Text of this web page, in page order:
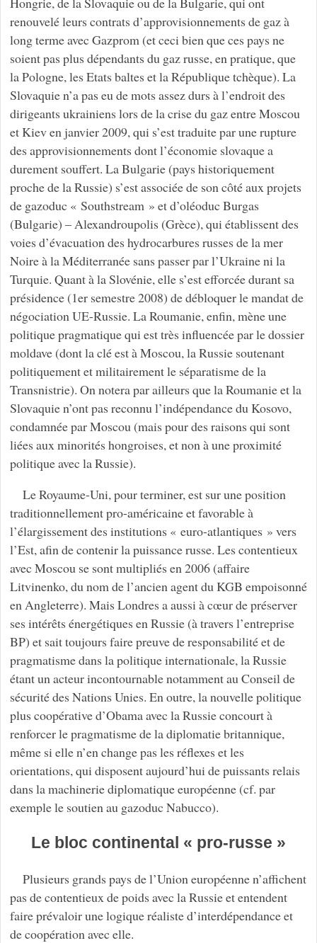
renouvelé leurs contrats d’approvisionnements de gaz à
long terme avec Gazprom (et ceci bien que ces pays ne
soient pas plus dépendants du gaz russe, en pratique, que
la Pologne, les Etats baltes et la République tchèque). La
Slovaquie n’a pas eu de mots assez durs à l’endroit des
dirigeants ukrainiens lors de la crise du gaz entre Moscou
et Kiev en janvier 2009, qui s’est traduite par une rupture
des approvisionnements dont l’économie slovaque a
durement souffert. La Bulgarie (pays historiquement
proche de la Russie) s’est associée de son côté aux projets
de gazoduc « Southstream » et d’oléoduc Burgas
(Bulgarie) – Alexandroupolis (Grèce), qui établissent des
voies d’évacuation des hydrocarbures russes de la mer
Noire à la Méditerranée sans passer par l’Ukraine ni la
Turquie. Quant à la Slovénie, elle s’est efforcée durant sa
présidence (1er semestre 2008) de débloquer le mandat de
négociation UE-Russie. La Roumanie, enfin, mène une
politique pragmatique qui est très influencée par le dossier
moldave (dont la clé est à Moscou, la Russie soutenant
politiquement et militairement le séparatisme de la
Transnistrie). On notera par ailleurs que la Roumanie et la
Slovaquie n’ont pas reconnu l’indépendance du Kosovo,
condamnée par Moscou (mais pour des raisons qui sont
liées aux minorités hongroises, et non à une proximité
politique avec la Russie).
Le Royaume-Uni, pour terminer, est sur une position
traditionnellement pro-américaine et favorable à
l’élargissement des institutions « euro-atlantiques » vers
l’Est, afin de contenir la puissance russe. Les contentieux
avec Moscou se sont multipliés en 2006 (affaire
Litvinenko, du nom de l’ancien agent du KGB empoisonné
en Angleterre). Mais Londres a aussi à cœur de préserver
ses intérêts énergétiques en Russie (à travers l’entreprise
BP) et sait toujours faire preuve de responsabilité et de
pragmatisme dans la politique internationale, la Russie
étant un acteur incontournable notamment au Conseil de
sécurité des Nations Unies. En outre, la nouvelle politique
plus coopérative d’Obama avec la Russie concourt à
renforcer le pragmatisme de la diplomatie britannique,
même si elle n’en change pas les réflexes et les
orientations, qui disposent aujourd’hui de puissants relais
dans la machinerie diplomatique européenne (cf. par
exemple le soutien au gazoduc Nabucco).
Le bloc continental « pro-russe »
Plusieurs grands pays de l’Union européenne n’affichent
pas de contentieux de poids avec la Russie et entendent
faire prévaloir une logique réaliste d’interdépendance et
de coopération avec elle.